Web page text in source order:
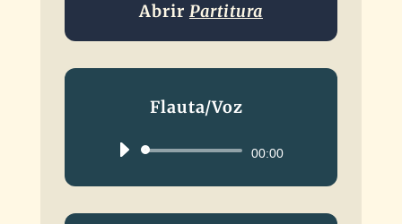
Abrir Partitura
Flauta/Voz
Reproductor00:00